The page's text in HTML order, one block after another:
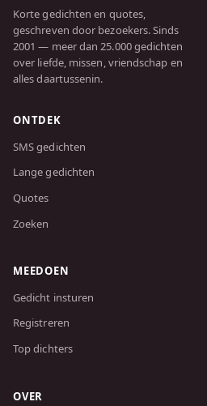
Korte gedichten en quotes,
geschreven door bezoekers. Sinds
2001 — meer dan 25.000 gedichten
over liefde, missen, vriendschap en
alles daartussenin.
ONTDEK
SMS gedichten
Lange gedichten
Quotes
Zoeken
MEEDOEN
Gedicht insturen
Registreren
Top dichters
OVER